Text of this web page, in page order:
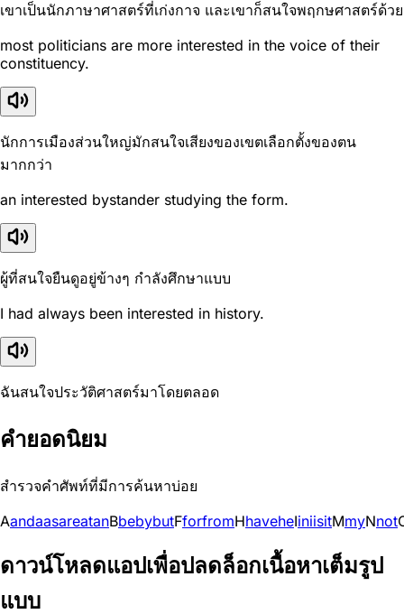
เขาเป็นนักภาษาศาสตร์ที่เก่งกาจ และเขาก็สนใจพฤกษศาสตร์ด้วย
most politicians are more interested in the voice of their
constituency.
นักการเมืองส่วนใหญ่มักสนใจเสียงของเขตเลือกตั้งของตน
มากกว่า
an interested bystander studying the form.
ผู้ที่สนใจยืนดูอยู่ข้างๆ กำลังศึกษาแบบ
I had always been interested in history.
ฉันสนใจประวัติศาสตร์มาโดยตลอด
คำยอดนิยม
สำรวจคำศัพท์ที่มีการค้นหาบ่อย
AandaasareatanBbebybutFforfromHhaveheIiniisitMmyNnot
ดาวน์โหลดแอปเพื่อปลดล็อกเนื้อหาเต็มรูป
แบบ